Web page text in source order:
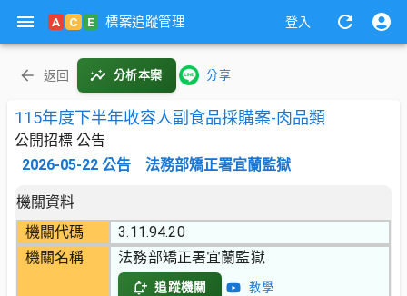
A C E 標案追蹤管理 登入
返回 分析本案 分享
115年度下半年收容人副食品採購案-肉品類
公開招標 公告
2026-05-22 公告 法務部矯正署宜蘭監獄
機關資料
機關代碼
3.11.94.20
機關名稱
法務部矯正署宜蘭監獄
追蹤機關 教學